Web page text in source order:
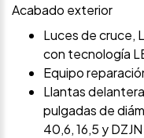
Acabado exterior
Luces de cruce,
con tecnología
Equipo
Llantas
pulgadas de
40,6, 16,5 y DZJN